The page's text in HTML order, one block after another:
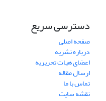
دسترسی سریع
صفحه اصلی
درباره نشریه
اعضای هیات تحریریه
ارسال مقاله
تماس با ما
نقشه سایت